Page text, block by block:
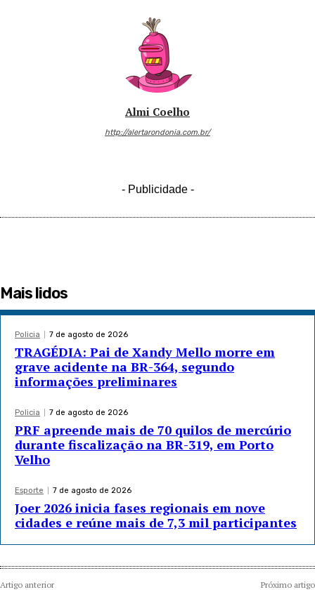
Almi Coelho
http://alertarondonia.com.br/
- Publicidade -
Mais lidos
Policia 7 de agosto de 2026
TRAGÉDIA: Pai de Xandy Mello morre em
grave acidente na BR-364, segundo
informações preliminares
Policia 7 de agosto de 2026
PRF apreende mais de 70 quilos de mercúrio
durante fiscalização na BR-319, em Porto
Velho
Esporte 7 de agosto de 2026
Joer 2026 inicia fases regionais em nove
cidades e reúne mais de 7,3 mil participantes
Artigo anterior Próximo artigo